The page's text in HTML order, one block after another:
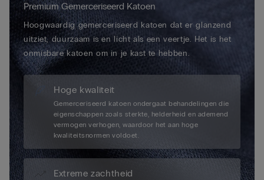
Premium Gemerceriseerd Katoen
Hoogwaardig gemerceriseerd katoen dat er glanzend
uitziet, duurzaam is en licht als een veertje. Het is het
onmisbare katoen om in je kast te hebben.
Hoge kwaliteit
Gemerceriseerd katoen ondergaat behandelingen die
eigenschappen zoals sterkte, helderheid en ademend
vermogen verhogen, waardoor het aan hoge
kwaliteitsnormen voldoet.
Extreme zachtheid